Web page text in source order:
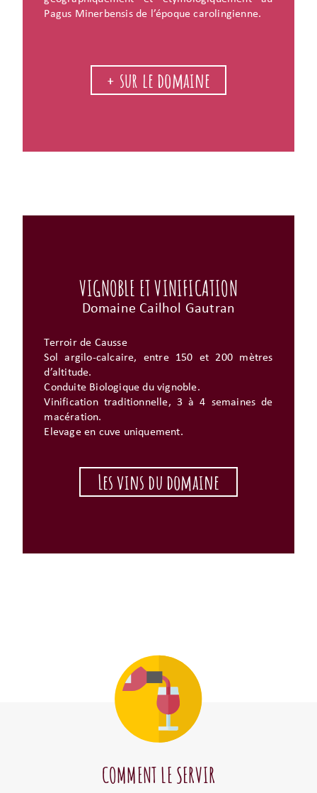
Pagus Minerbensis de l’époque carolingienne.
+ sur le domaine
VIGNOBLE ET VINIFICATION
Domaine Cailhol Gautran
Terroir de Causse
Sol argilo-calcaire, entre 150 et 200 mètres
d’altitude.
Conduite Biologique du vignoble.
Vinification traditionnelle, 3 à 4 semaines de
macération.
Elevage en cuve uniquement.
Les vins du domaine
COMMENT LE SERVIR